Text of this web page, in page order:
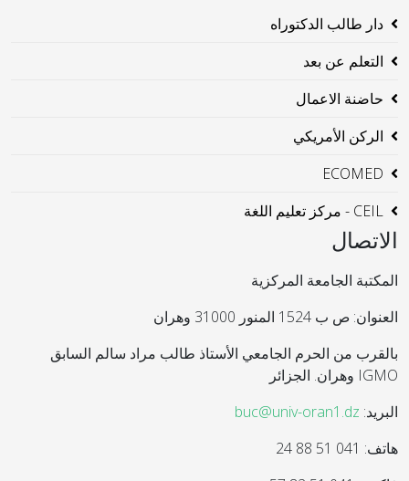
دار طالب الدكتوراه
التعلم عن بعد
حاضنة الاعمال
الركن الأمريكي
ECOMED
CEIL - مركز تعليم اللغة
الاتصال
المكتبة الجامعة المركزية
العنوان: ص ب 1524 المنور 31000 وهران
بالقرب من الحرم الجامعي الأستاذ طالب مراد سالم السابق
IGMO وهران. الجزائر
البريد: buc@univ-oran1.dz
هاتف: 041 51 88 24